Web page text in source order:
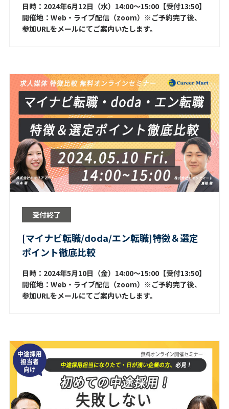
日時：2024年6月12日（水）14:00～15:00【受付13:50】
開催地：Web・ライブ配信（zoom）※ご予約完了後、
参加URLをメールにてご案内いたします。
受付終了
[マイナビ転職/doda/エン転職]特徴＆選定
ポイント徹底比較
日時：2024年5月10日（金）14:00～15:00【受付13:50】
開催地：Web・ライブ配信（zoom）※ご予約完了後、
参加URLをメールにてご案内いたします。